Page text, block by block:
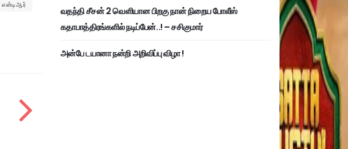
என்டிஆர்
வதந்தி சீசன் 2 வெளியான பிறகு நான் நிறைய போலீஸ்
கதாபாத்திரங்களில் நடிப்பேன்..! – சசிகுமார்
அன்பே டயானா நன்றி அறிவிப்பு விழா !